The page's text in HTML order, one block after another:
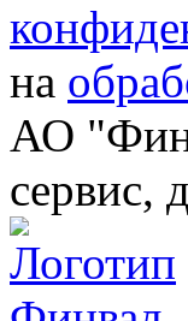
на
АО
сервис,